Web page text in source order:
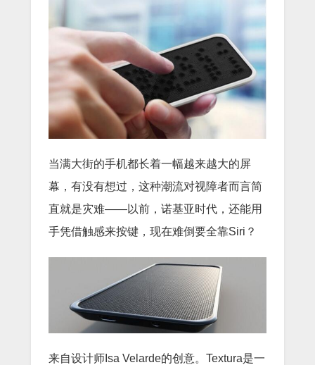
当满大街的手机都长着一幅越来越大的屏
幕，有没有想过，这种潮流对视障者而言简
直就是灾难——以前，诺基亚时代，还能用
手凭借触感来按键，现在难倒要全靠Siri？
来自设计师Isa Velarde的创意。Textura是一